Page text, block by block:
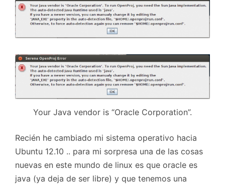
Your Java vendor is “Oracle Corporation”.
Recién he cambiado mi sistema operativo hacia
Ubuntu 12.10 .. para mi sorpresa una de las cosas
nuevas en este mundo de linux es que oracle es
java (ya deja de ser libre) y que tenemos una